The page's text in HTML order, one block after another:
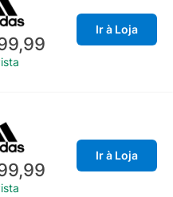
Ir à Loja
Ir à Loja